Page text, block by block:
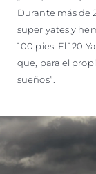
Durante más de
super yates y
100 pies. El 120
que, para el
sueños”.